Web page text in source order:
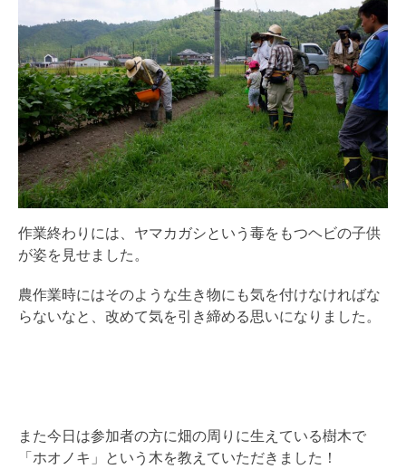
作業終わりには、ヤマカガシという毒をもつヘビの子供
が姿を見せました。
農作業時にはそのような生き物にも気を付けなければな
らないなと、改めて気を引き締める思いになりました。
また今日は参加者の方に畑の周りに生えている樹木で
「ホオノキ」という木を教えていただきました！